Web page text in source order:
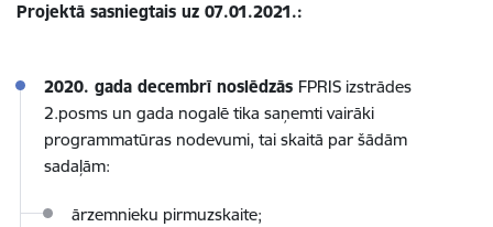
Projektā sasniegtais uz 07.01.2021.:
2020. gada decembrī noslēdzās FPRIS izstrādes
2.posms un gada nogalē tika saņemti vairāki
programmatūras nodevumi, tai skaitā par šādām
sadaļām:
ārzemnieku pirmuzskaite;